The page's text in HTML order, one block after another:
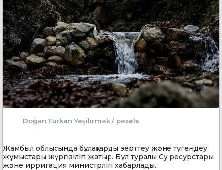
Doğan Furkan Yeşilırmak / pexels
Жамбыл облысында бұлақтарды зерттеу және түгендеу
жұмыстары жүргізіліп жатыр. Бұл туралы Су ресурстары
және ирригация министрлігі хабарлады.